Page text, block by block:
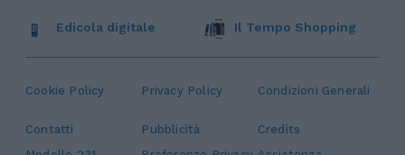
Cookie Policy Privacy Policy Condizioni Generali
Contatti Pubblicità
Credits
Edicola digitale Il Tempo Shopping